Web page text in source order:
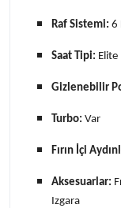
Raf Sistemi: 6
Saat Tipi: Elite
Gizlenebilir
Turbo: Var
Fırın İçi
Aksesuarlar:
Izgara